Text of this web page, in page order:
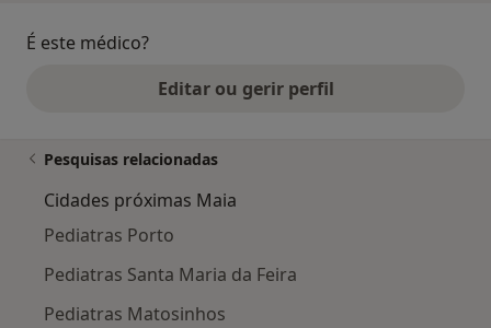
É este médico?
Editar ou gerir perfil
Pesquisas relacionadas
Cidades próximas Maia
Pediatras Porto
Pediatras Santa Maria da Feira
Pediatras Matosinhos